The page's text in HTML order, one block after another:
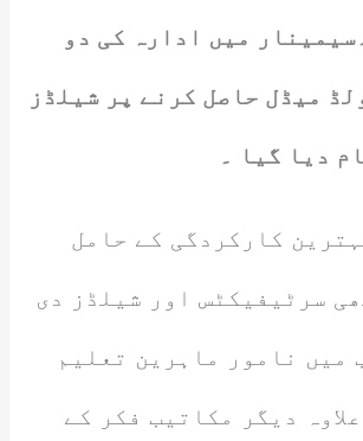
میں ادارہ کی دو
میڈل حاصل کرنے پر شیلڈز
دیا گیا ۔
کارکردگی کے حامل
سرٹیفیکٹس اور شیلڈز دی
میں نامور ماہرین تعلیم
دیگر مکاتیب فکر کے